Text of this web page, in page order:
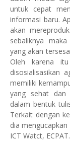
untuk cepat
informasi baru.
akan
sebaliknya
yang akan
Oleh karena
disosialisasikan
memiliki
yang sehat dan
dalam bentuk
Terkait dengan
dia
ICT Watct, ECPAT.